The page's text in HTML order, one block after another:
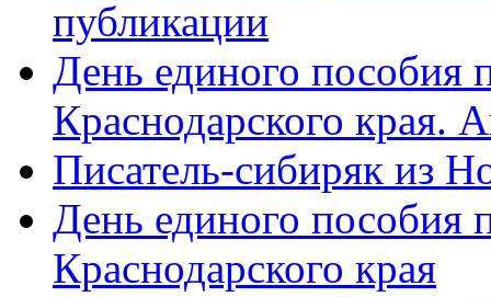
публикации
День единого пособия
Краснодарского края.
Писатель-сибиряк из
День единого пособия
Краснодарского края